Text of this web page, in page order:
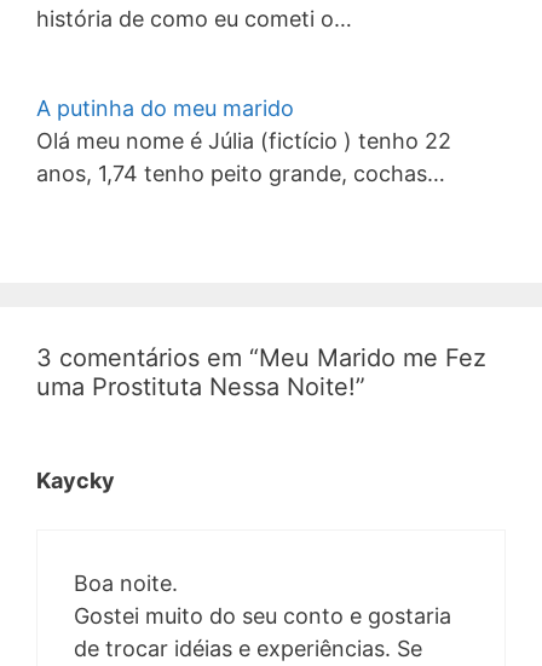
história de como eu cometi o…
A putinha do meu marido
Olá meu nome é Júlia (fictício ) tenho 22
anos, 1,74 tenho peito grande, cochas…
3 comentários em “Meu Marido me Fez
uma Prostituta Nessa Noite!”
Kaycky
Boa noite.
Gostei muito do seu conto e gostaria
de trocar idéias e experiências. Se